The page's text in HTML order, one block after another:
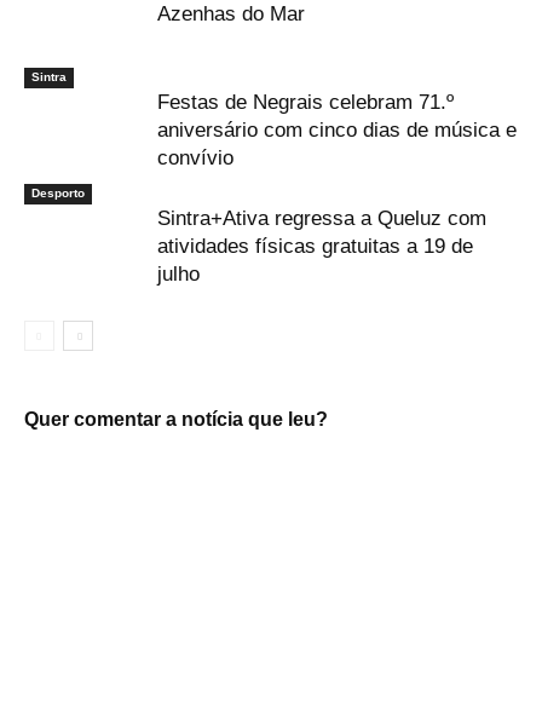
Azenhas do Mar
Sintra
Festas de Negrais celebram 71.º
aniversário com cinco dias de música e
convívio
Desporto
Sintra+Ativa regressa a Queluz com
atividades físicas gratuitas a 19 de
julho
Quer comentar a notícia que leu?